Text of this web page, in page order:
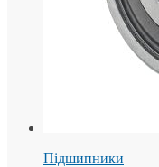
Підшипники